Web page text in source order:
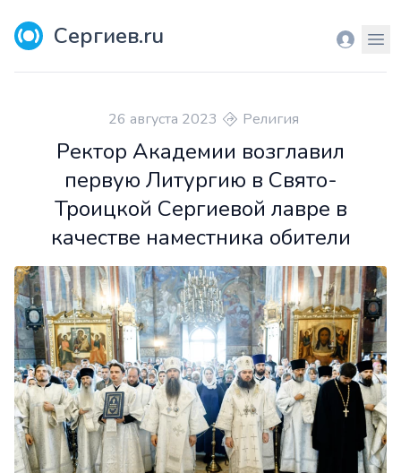
Сергиев.ru Вход
26 августа 2023 Религия
Ректор Академии возглавил
первую Литургию в Свято-
Троицкой Сергиевой лавре в
качестве наместника обители